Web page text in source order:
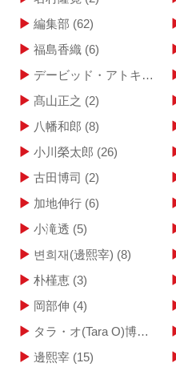
編集部 (62)
福島香織 (6)
デービッド・アトキンソン
髙山正之 (2)
八幡和郎 (8)
小川榮太郎 (26)
古田博司 (2)
加地伸行 (6)
小滝透 (5)
변희재(邊熙宰) (8)
朴槿恵 (3)
岡部伸 (4)
タラ・オ(Tara O)博士
邊熙宰 (15)